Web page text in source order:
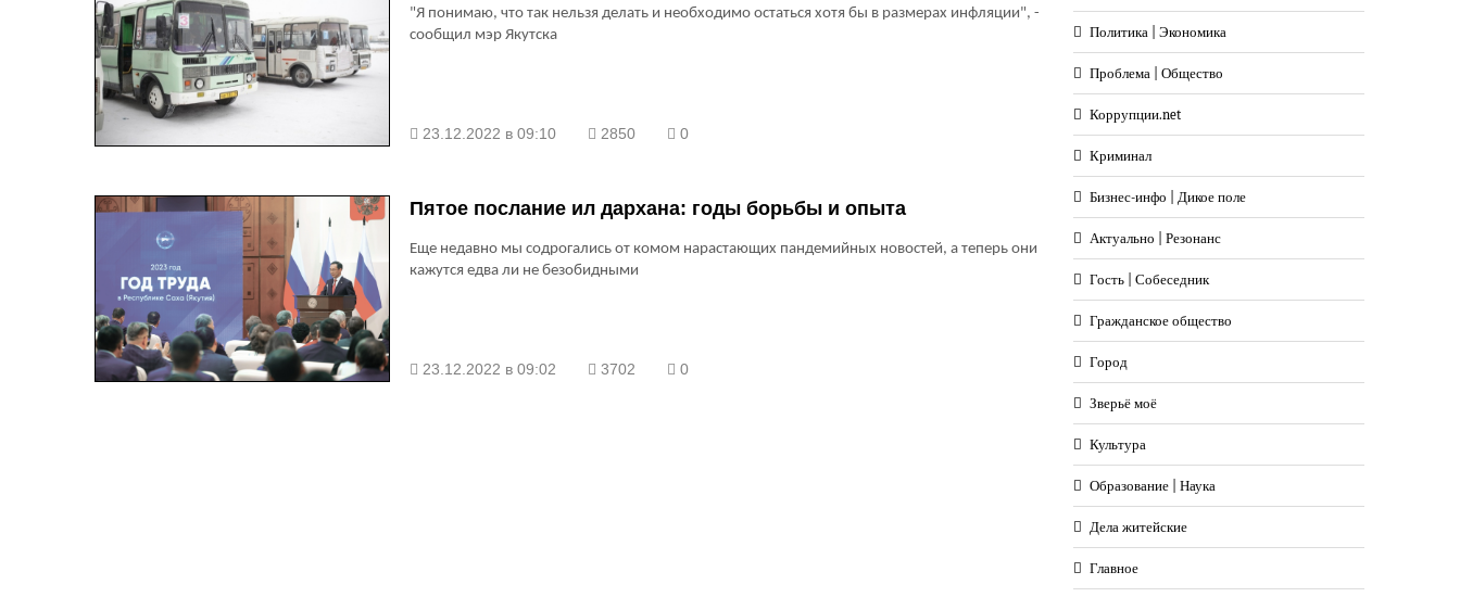
"Я понимаю, что так нельзя делать и необходимо остаться хотя бы в размерах инфляции", -
сообщил мэр Якутска
23.12.2022 в 09:10 2850 0
Пятое послание ил дархана: годы борьбы и опыта
Еще недавно мы содрогались от комом нарастающих пандемийных новостей, а теперь они
кажутся едва ли не безобидными
23.12.2022 в 09:02 3702 0
Политика | Экономика
Проблема | Общество
Коррупции.net
Криминал
Бизнес-инфо | Дикое поле
Актуально | Резонанс
Гость | Собеседник
Гражданское общество
Город
Зверьё моё
Культура
Образование | Наука
Дела житейские
Главное